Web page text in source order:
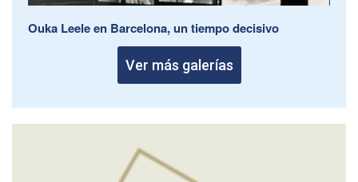
Ouka Leele en Barcelona, un tiempo decisivo
Ver más galerías